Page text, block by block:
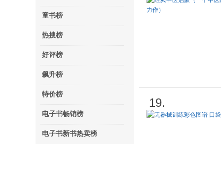
童书榜
热搜榜
好评榜
飙升榜
特价榜
电子书畅销榜
电子书新书热卖榜
19.